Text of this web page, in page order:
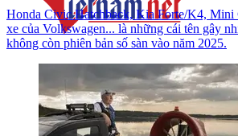
Honda Civic Hatchback, Kia Forte/K4, Mini
xe của Volkswagen... là những cái tên gây
không còn phiên bản số sàn vào năm 2025.